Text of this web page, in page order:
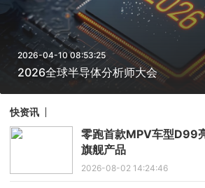
2026-04-10 08:53:25
2026全球半导体分析师大会
快资讯
零跑首款MPV车型D99
旗舰产品
2026-08-02 14:24:46